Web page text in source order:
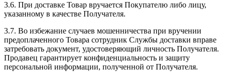
3.6. При доставке Товар вручается Покупателю либо лицу,
указанному в качестве Получателя.
3.7. Во избежание случаев мошенничества при вручении
предоплаченного Товара сотрудник Службы доставки вправе
затребовать документ, удостоверяющий личность Получателя.
Продавец гарантирует конфиденциальность и защиту
персональной информации, полученной от Получателя.